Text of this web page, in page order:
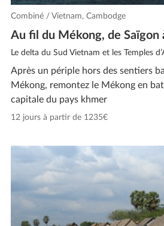
Combiné / Vietnam, Cambodge
Au fil du Mékong, de Saïgon
Le delta du Sud Vietnam et les Temples
Après un périple hors des sentiers
Mékong, remontez le Mékong en
capitale du pays khmer
12 jours à partir de 1235€